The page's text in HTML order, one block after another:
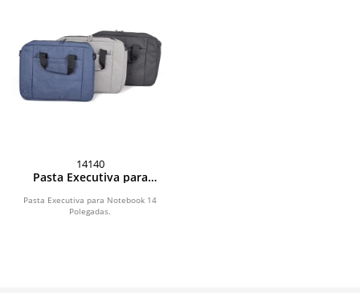
14140
Pasta Executiva para
Pasta Executiva para Notebook 14
Polegadas.